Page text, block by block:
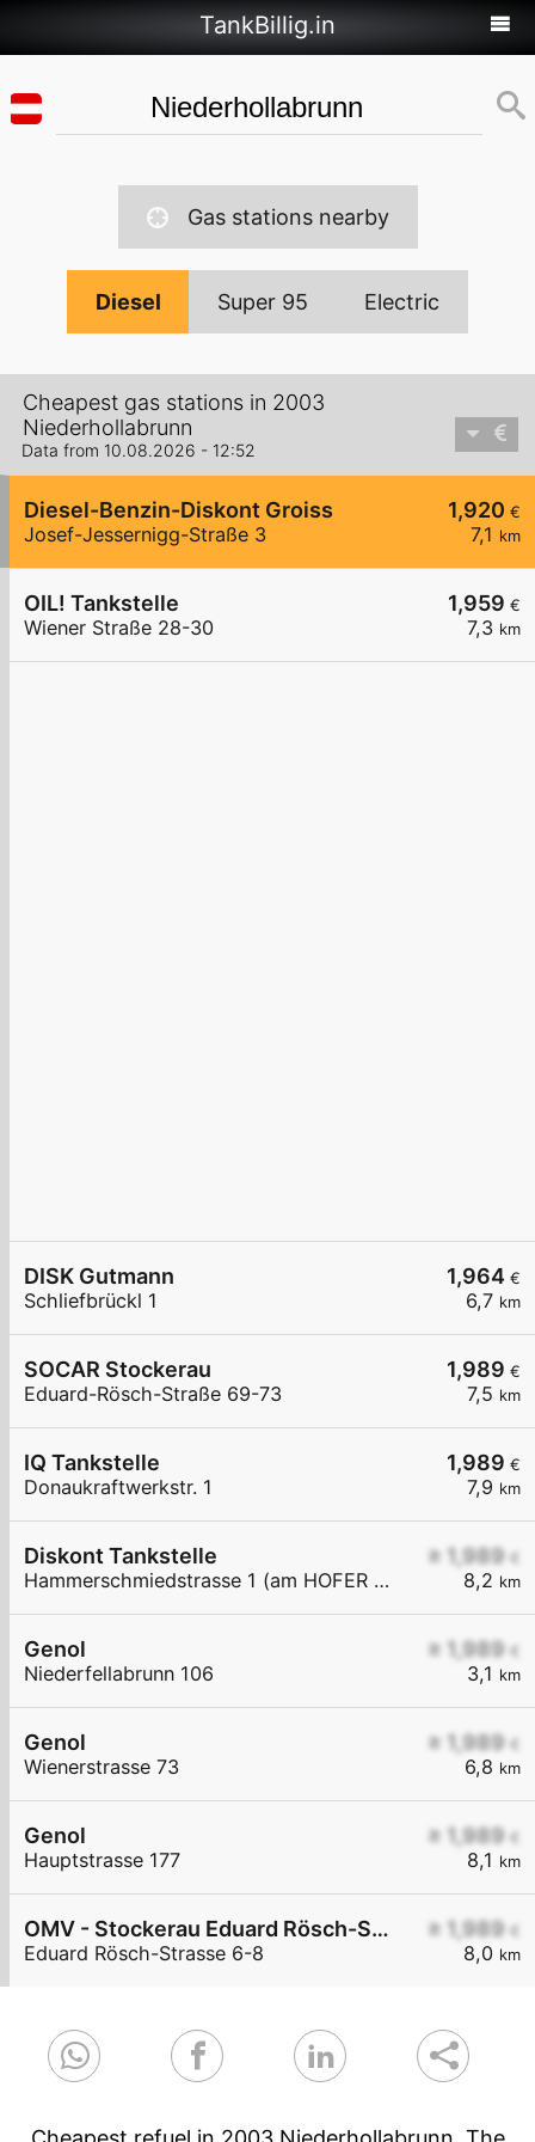
TankBillig.in
Gas stations nearby
Diesel Super 95 Electric
Cheapest gas stations in 2003
Niederhollabrunn
Data from 10.08.2026 - 12:52
1,920 €
7,1 km
Diesel-Benzin-Diskont Groiss
Josef-Jessernigg-Straße 3
1,959 €
7,3 km
OIL! Tankstelle
Wiener Straße 28-30
1,964 €
6,7 km
DISK Gutmann
Schliefbrückl 1
1,989 €
7,5 km
SOCAR Stockerau
Eduard-Rösch-Straße 69-73
1,989 €
7,9 km
IQ Tankstelle
Donaukraftwerkstr. 1
≥ 1,989 €
8,2 km
Diskont Tankstelle
Hammerschmiedstrasse 1 (am HOFER Parkplatz)
≥ 1,989 €
3,1 km
Genol
Niederfellabrunn 106
≥ 1,989 €
6,8 km
Genol
Wienerstrasse 73
≥ 1,989 €
8,1 km
Genol
Hauptstrasse 177
≥ 1,989 €
8,0 km
OMV - Stockerau Eduard Rösch-Straße 6-8
Eduard Rösch-Strasse 6-8